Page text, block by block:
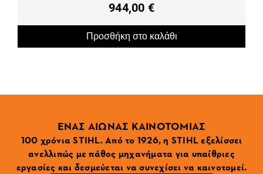
944,00 €
Προσθήκη στο καλάθι
ΕΝΑΣ ΑΙΩΝΑΣ ΚΑΙΝΟΤΟΜΙΑΣ
100 χρόνια STIHL. Από το 1926, η STIHL εξελίσσει
ανελλιπώς με πάθος μηχανήματα για υπαίθριες
εργασίες και δεσμεύεται να συνεχίσει να καινοτομεί.